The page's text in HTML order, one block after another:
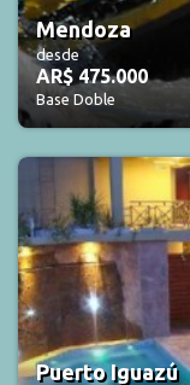
Mendoza
desde
AR$ 475.000
Base Doble
Puerto Iguazú